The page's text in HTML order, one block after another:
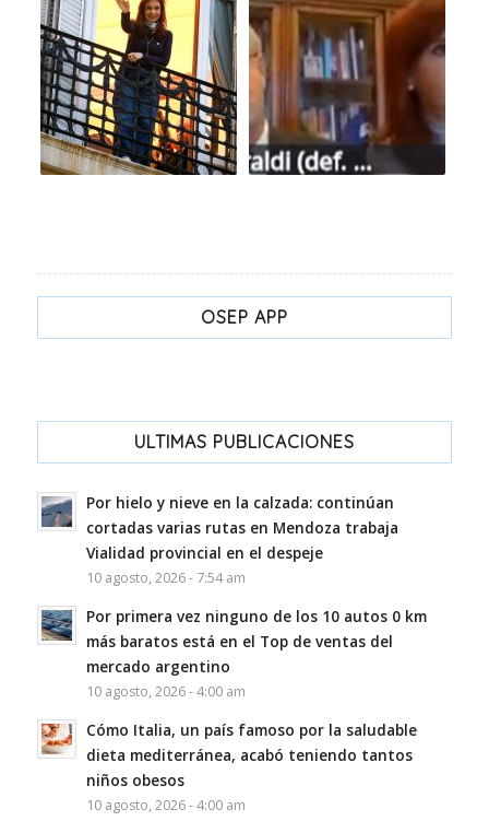
OSEP APP
ULTIMAS PUBLICACIONES
Por hielo y nieve en la calzada: continúan
cortadas varias rutas en Mendoza trabaja
Vialidad provincial en el despeje
10 agosto, 2026 - 7:54 am
Por primera vez ninguno de los 10 autos 0 km
más baratos está en el Top de ventas del
mercado argentino
10 agosto, 2026 - 4:00 am
Cómo Italia, un país famoso por la saludable
dieta mediterránea, acabó teniendo tantos
niños obesos
10 agosto, 2026 - 4:00 am